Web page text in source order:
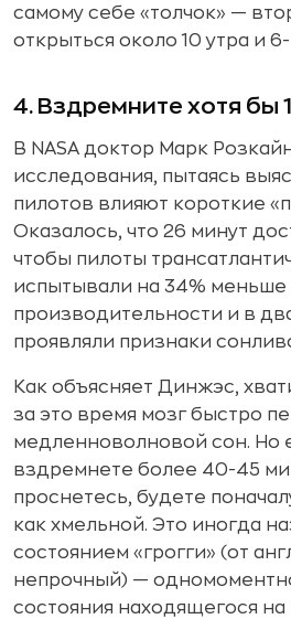
самому себе «толчок» —
открыться около 10 утра и
4. Вздремните хотя бы
В NASA доктор Марк
исследования, пытаясь
пилотов влияют короткие
Оказалось, что 26 минут
чтобы пилоты
испытывали на 34% меньше
производительности и в
проявляли признаки
Как объясняет Динжэс,
за это время мозг быстро
медленноволновой сон. Но
вздремнете более 40-45
проснетесь, будете
как хмельной. Это иногда
состоянием «грогги» (от
непрочный) —
состояния находящегося на